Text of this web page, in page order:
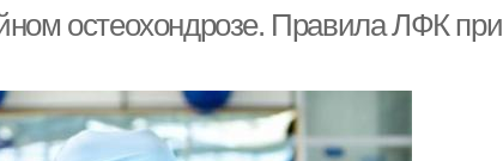
остеохондрозе. Правила ЛФК при